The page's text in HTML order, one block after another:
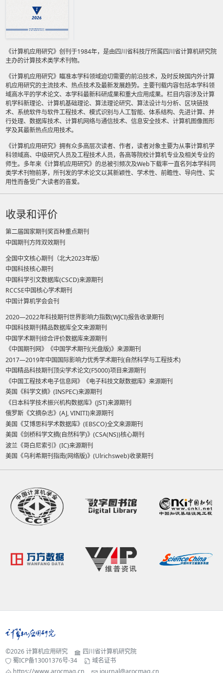
《计算机应用研究》创刊于1984年，是由四川省科技厅所属四川省计算机研究院
主办的计算技术类学术刊物。
《计算机应用研究》瞄准本学科领域迫切需要的前沿技术，及时反映国内外计算
机应用研究的主流技术、热点技术及最新发展趋势。主要刊载内容包括本学科领
域高水平的学术论文、本学科最新科研成果和重大应用成果。栏目内容涉及计算
机学科新理论、计算机基础理论、算法理论研究、算法设计与分析、区块链技
术、系统软件与软件工程技术、模式识别与人工智能、体系结构、先进计算、并
行处理、数据库技术、计算机网络与通信技术、信息安全技术、计算机图像图形
学及其最新热点应用技术。
《计算机应用研究》拥有众多高层次读者、作者，读者对象主要为从事计算机学
科领域高、中级研究人员及工程技术人员，各高等院校计算机专业及相关专业的
师生。多年来《计算机应用研究》的总被引频次及Web下载率一直名列本学科同
类学术刊物前茅，所刊发的学术论文以其新颖性、学术性、前瞻性、导向性、实
用性而备受广大读者的喜爱。
收录和评价
第二届国家期刊奖百种重点期刊
中国期刊方阵双效期刊
全国中文核心期刊（北大2023年版）
中国科技核心期刊
中国科学引文数据库(CSCD)来源期刊
RCCSE中国核心学术期刊
中国计算机学会会刊
2020—2022年科技期刊世界影响力指数(WJCI)报告收录期刊
中国科技期刊精品数据库全文来源期刊
中国学术期刊综合评价数据库来源期刊
《中国期刊网》《中国学术期刊(光盘版)》来源期刊
2017—2019年中国国际影响力优秀学术期刊(自然科学与工程技术)
中国精品科技期刊顶尖学术论文(F5000)项目来源期刊
《中国工程技术电子信息网》《电子科技文献数据库》来源期刊
英国《科学文摘》(INSPEC)来源期刊
《日本科学技术振兴机构数据库》(JST)来源期刊
俄罗斯《文摘杂志》(AJ, VINITI)来源期刊
美国《艾博思科学术数据库》(EBSCO)全文来源期刊
美国《剑桥科学文摘(自然科学)》(CSA(NS))核心期刊
波兰《哥白尼索引》(IC)来源期刊
美国《乌利希期刊指南(网络版)》(Ulrichsweb)收录期刊
©2026 计算机应用研究
四川省计算机研究院
蜀ICP备13001376号-34
域名证书
https://www.arocmag.cn
journal@arocmag.cn